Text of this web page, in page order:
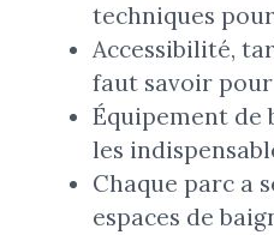
techniques
Accessibilité,
faut savoir
Équipement de
les
Chaque parc a
espaces de